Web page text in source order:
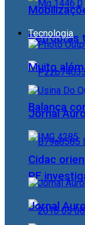
Petrobras
Balança
PF
Tecnologia
Muito
Jornal
Cidac
Jornal